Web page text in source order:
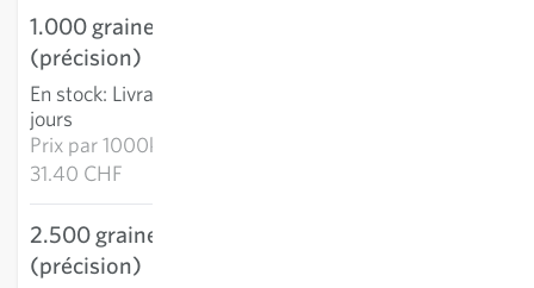
1.000 graines
(précision)
En stock: Livraison 2-4
jours
Prix par1000k:
31.40 CHF
2.500 graines
(précision)